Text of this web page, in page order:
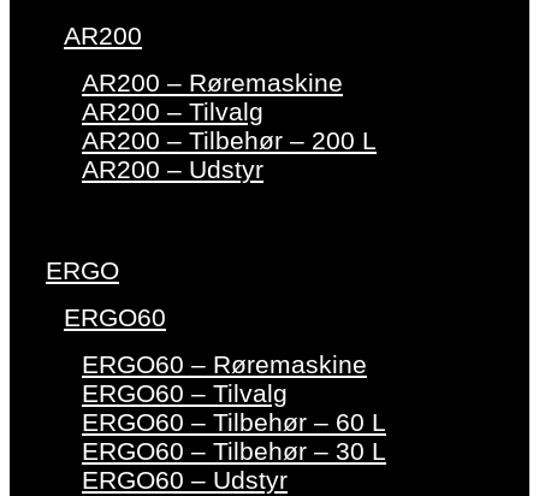
AR200
AR200 – Røremaskine
AR200 – Tilvalg
AR200 – Tilbehør – 200 L
AR200 – Udstyr
ERGO
ERGO60
ERGO60 – Røremaskine
ERGO60 – Tilvalg
ERGO60 – Tilbehør – 60 L
ERGO60 – Tilbehør – 30 L
ERGO60 – Udstyr